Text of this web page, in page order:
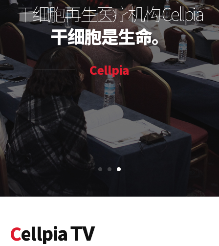
干细胞再生医疗机构 Cellpia
干细胞是生命。
Cellpia
干细胞再生医疗机构 Cellpia
干细胞是生命。
Cellpia
干细胞再生医疗机构 Cellpia
干细胞是未来趋势。
Cellpia
干细胞再生医疗机构 Cellpia
干细胞是生命。
Cellpia
干细胞再生医疗机构 Cellpia
干细胞是生命。
Cellpia
CellpiaTV